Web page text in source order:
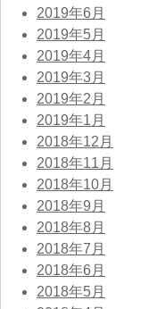
2019年6月
2019年5月
2019年4月
2019年3月
2019年2月
2019年1月
2018年12月
2018年11月
2018年10月
2018年9月
2018年8月
2018年7月
2018年6月
2018年5月